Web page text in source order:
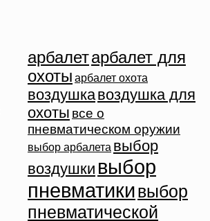
арбалетарбалет для
охоты арбалет охота
воздушкавоздушка для
охоты все о
пневматическом оружии
выбор арбалета выбор
воздушки выбор
пневматикивыбор
пневматической